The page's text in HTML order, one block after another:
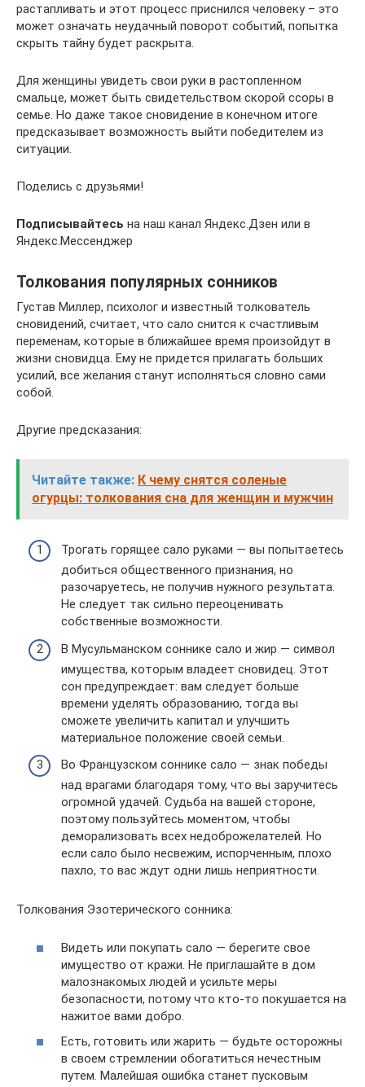
растапливать и этот процесс приснился человеку – это
может означать неудачный поворот событий, попытка
скрыть тайну будет раскрыта.
Для женщины увидеть свои руки в растопленном
смальце, может быть свидетельством скорой ссоры в
семье. Но даже такое сновидение в конечном итоге
предсказывает возможность выйти победителем из
ситуации.
Поделись с друзьями!
Подписывайтесь на наш канал Яндекс.Дзен или в
Яндекс.Мессенджер
Толкования популярных сонников
Густав Миллер, психолог и известный толкователь
сновидений, считает, что сало снится к счастливым
переменам, которые в ближайшее время произойдут в
жизни сновидца. Ему не придется прилагать больших
усилий, все желания станут исполняться словно сами
собой.
Другие предсказания:
Читайте также: К чему снятся соленые
огурцы: толкования сна для женщин и мужчин
Трогать горящее сало руками — вы попытаетесь
добиться общественного признания, но
разочаруетесь, не получив нужного результата.
Не следует так сильно переоценивать
собственные возможности.
В Мусульманском соннике сало и жир — символ
имущества, которым владеет сновидец. Этот
сон предупреждает: вам следует больше
времени уделять образованию, тогда вы
сможете увеличить капитал и улучшить
материальное положение своей семьи.
Во Французском соннике сало — знак победы
над врагами благодаря тому, что вы заручитесь
огромной удачей. Судьба на вашей стороне,
поэтому пользуйтесь моментом, чтобы
деморализовать всех недоброжелателей. Но
если сало было несвежим, испорченным, плохо
пахло, то вас ждут одни лишь неприятности.
Толкования Эзотерического сонника:
Видеть или покупать сало — берегите свое
имущество от кражи. Не приглашайте в дом
малознакомых людей и усильте меры
безопасности, потому что кто-то покушается на
нажитое вами добро.
Есть, готовить или жарить — будьте осторожны
в своем стремлении обогатиться нечестным
путем. Малейшая ошибка станет пусковым